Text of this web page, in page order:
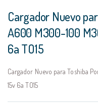
al
comienzo
de
la
galería
de
imágenes
Cargador Nuevo
A600 M300-100
6a TO15
Cargador Nuevo para Toshiba
15v 6a TO15